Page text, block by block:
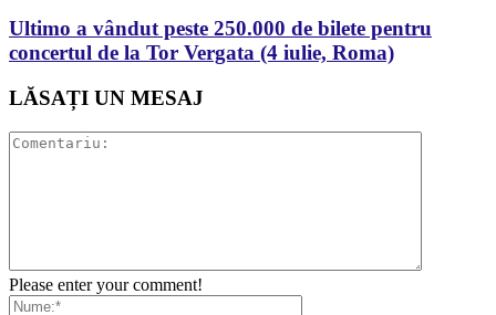
Ultimo a vândut peste 250.000 de bilete pentru
concertul de la Tor Vergata (4 iulie, Roma)
LĂSAȚI UN MESAJ
Please enter your comment!